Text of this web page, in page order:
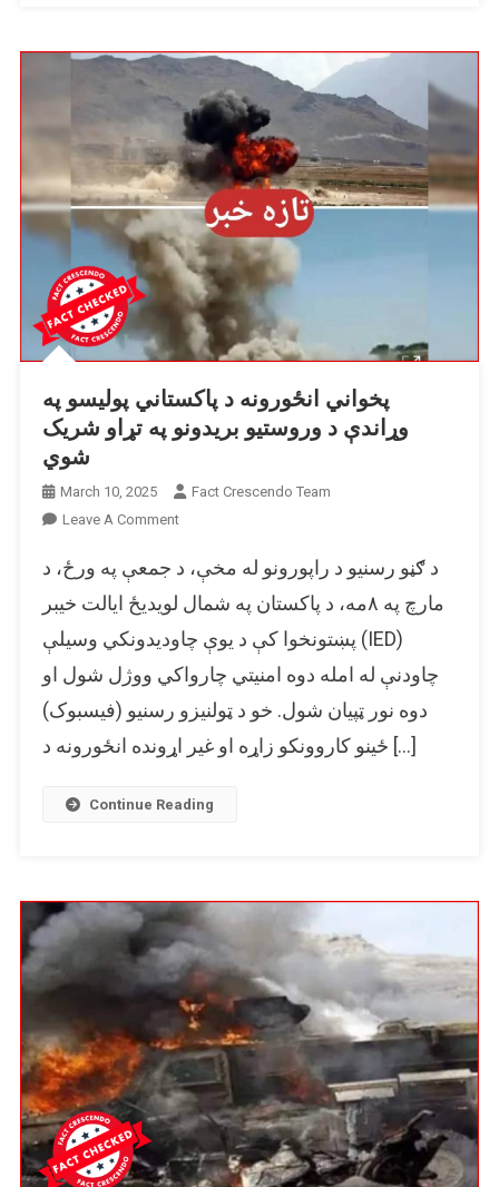
د
په
توګه
شریک
شوی.
پخواني انځورونه د پاکستاني پولیسو په
وړاندې د وروستیو بریدونو په تړاو شریک
شوي
March 10, 2025
Fact Crescendo Team
Leave A CommentOn
انځورونه
پولیسو
په
د
وروستیو
په
د ګڼو رسنیو د راپورونو له مخې، د جمعې په ورځ، د
مارچ په ۸مه، د پاکستان په شمال لویدیځ ایالت خیبر
پښتونخوا کې د یوې چاودیدونکي وسیلې (IED)
چاودنې له امله دوه امنیتي چارواکي ووژل شول او
دوه نور ټپیان شول. خو د ټولنیزو رسنیو (فیسبوک)
ځینو کاروونکو زاړه او غیر اړونده انځورونه د […]
Continue Reading